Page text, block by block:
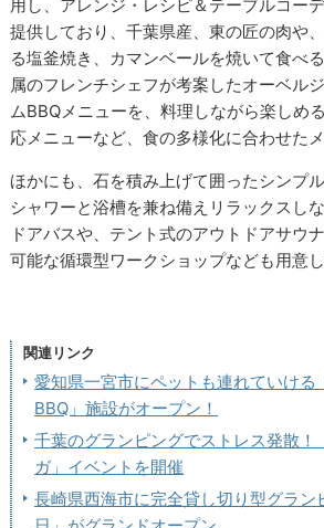
用し、アレンジ・レシピ＆テーブルコー
提供しており、千葉県産、東の匠の肉や
る塩釜焼き、カマンベールを焼いて食べ
属のフレンチシェフが考案したオーベル
ムBBQメニューを、料理しながら楽しめ
応メニューなど、食の多様化に合わせた
ほかにも、石を積み上げて囲ったシンプ
シャワーと浴槽を兼ね備えリラックスし
ドアバスや、テント式のアウトドアサウ
可能な循環型ワークショップなども用意し
関連リンク
愛知県一宮市にペットも連れていける
BBQ」施設がオープン！
千葉のグランピングでストレス発散
ガ」イベントを開催
長崎県西海市に完全貸し切り型グラン